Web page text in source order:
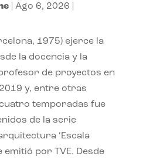
| Ago 6, 2026
1975) ejerce la
la docencia y la
de proyectos en
2019 y, entre otras
temporadas fue
de la serie
‘Escala
emitió por TVE. Desde